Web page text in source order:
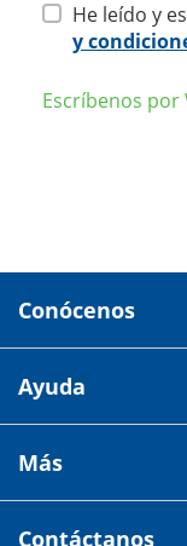
He leído y
y
Escríbenos por
Conócenos
Av 18 de
Tiendas
Ayuda
Centro de ayuda
Más
Contáctanos